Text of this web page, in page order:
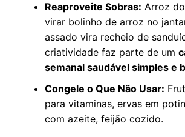
Reaproveite Sobras: Arroz
virar bolinho de arroz no
assado vira recheio de
criatividade faz parte de um
semanal saudável simples e
Congele o Que Não Usar:
para vitaminas, ervas em
com azeite, feijão cozido.